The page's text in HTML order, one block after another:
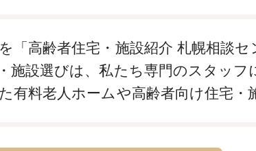
「高齢者住宅・施設紹介 札幌相談セ
施設選びは、私たち専門のスタッフ
有料老人ホームや高齢者向け住宅・